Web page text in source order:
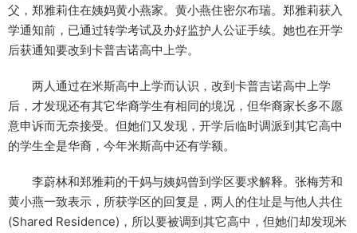
父，郑雅莉住在姨妈黄小燕家。黄小燕住密尔布瑞。郑雅莉获入
学通知前，已通过转学考试及办好监护人公证手续。她也在开学
后获通知要改到卡普吉诺高中上学。
两人通过在米斯高中上学而认识，改到卡普吉诺高中上学
后，才发现还有其它华裔学生有相同的境况，但华裔家长多不愿
意申诉而无奈接受。但她们又发现，开学后临时调派到其它高中
的学生全是华裔，今年米斯高中还有学额。
李蔚林和郑雅莉的干妈与姨妈曾到学区要求解释。张梅芳和
黄小燕一致表示，所获学区的回复是，两人的住址是与他人共住
(Shared Residence)，所以要被调到其它高中，但她们却发现米